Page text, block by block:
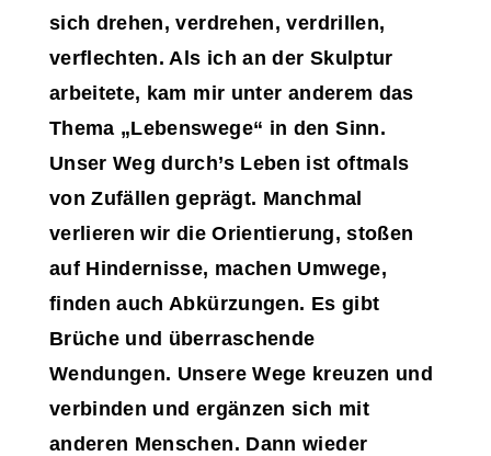
sich drehen, verdrehen, verdrillen,
verflechten. Als ich an der Skulptur
arbeitete, kam mir unter anderem das
Thema „Lebenswege“ in den Sinn.
Unser Weg durch’s Leben ist oftmals
von Zufällen geprägt. Manchmal
verlieren wir die Orientierung, stoßen
auf Hindernisse, machen Umwege,
finden auch Abkürzungen. Es gibt
Brüche und überraschende
Wendungen. Unsere Wege kreuzen und
verbinden und ergänzen sich mit
anderen Menschen. Dann wieder